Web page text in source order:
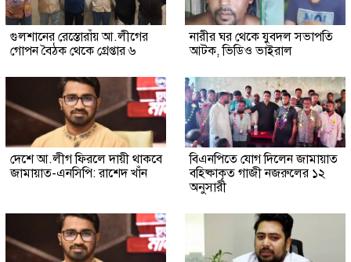
গুলশানের রেস্তোরাঁয় আ.লীগের
গোপন বৈঠক থেকে গ্রেপ্তার ৬
নারীর ঘর থেকে যুবদল সভাপতি
আটক, ভিডিও ভাইরাল
দেশে আ.লীগ ফিরলে দায়ী থাকবে
জামায়াত-এনসিপি: রাশেদ খাঁন
বিএনপিতে যোগ দিলেন জামায়াত
বহিষ্কাকৃত গাজী নজরুলের ১২
অনুসারী